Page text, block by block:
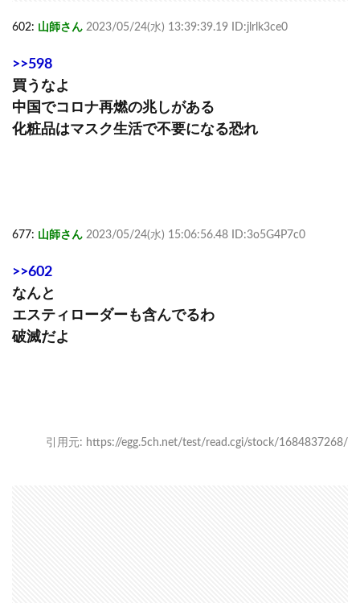
602: 山師さん 2023/05/24(水) 13:39:39.19 ID:jlrlk3ce0
>>598
買うなよ
中国でコロナ再燃の兆しがある
化粧品はマスク生活で不要になる恐れ
677: 山師さん 2023/05/24(水) 15:06:56.48 ID:3o5G4P7c0
>>602
なんと
エスティローダーも含んでるわ
破滅だよ
引用元: https://egg.5ch.net/test/read.cgi/stock/1684837268/